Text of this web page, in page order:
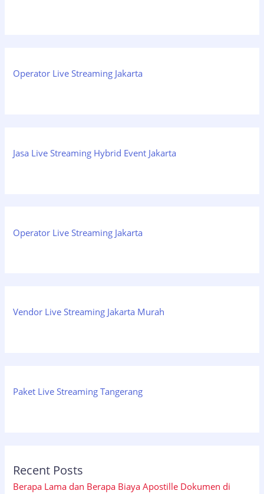
Operator Live Streaming Jakarta
Jasa Live Streaming Hybrid Event Jakarta
Operator Live Streaming Jakarta
Vendor Live Streaming Jakarta Murah
Paket Live Streaming Tangerang
Recent Posts
Berapa Lama dan Berapa Biaya Apostille Dokumen di